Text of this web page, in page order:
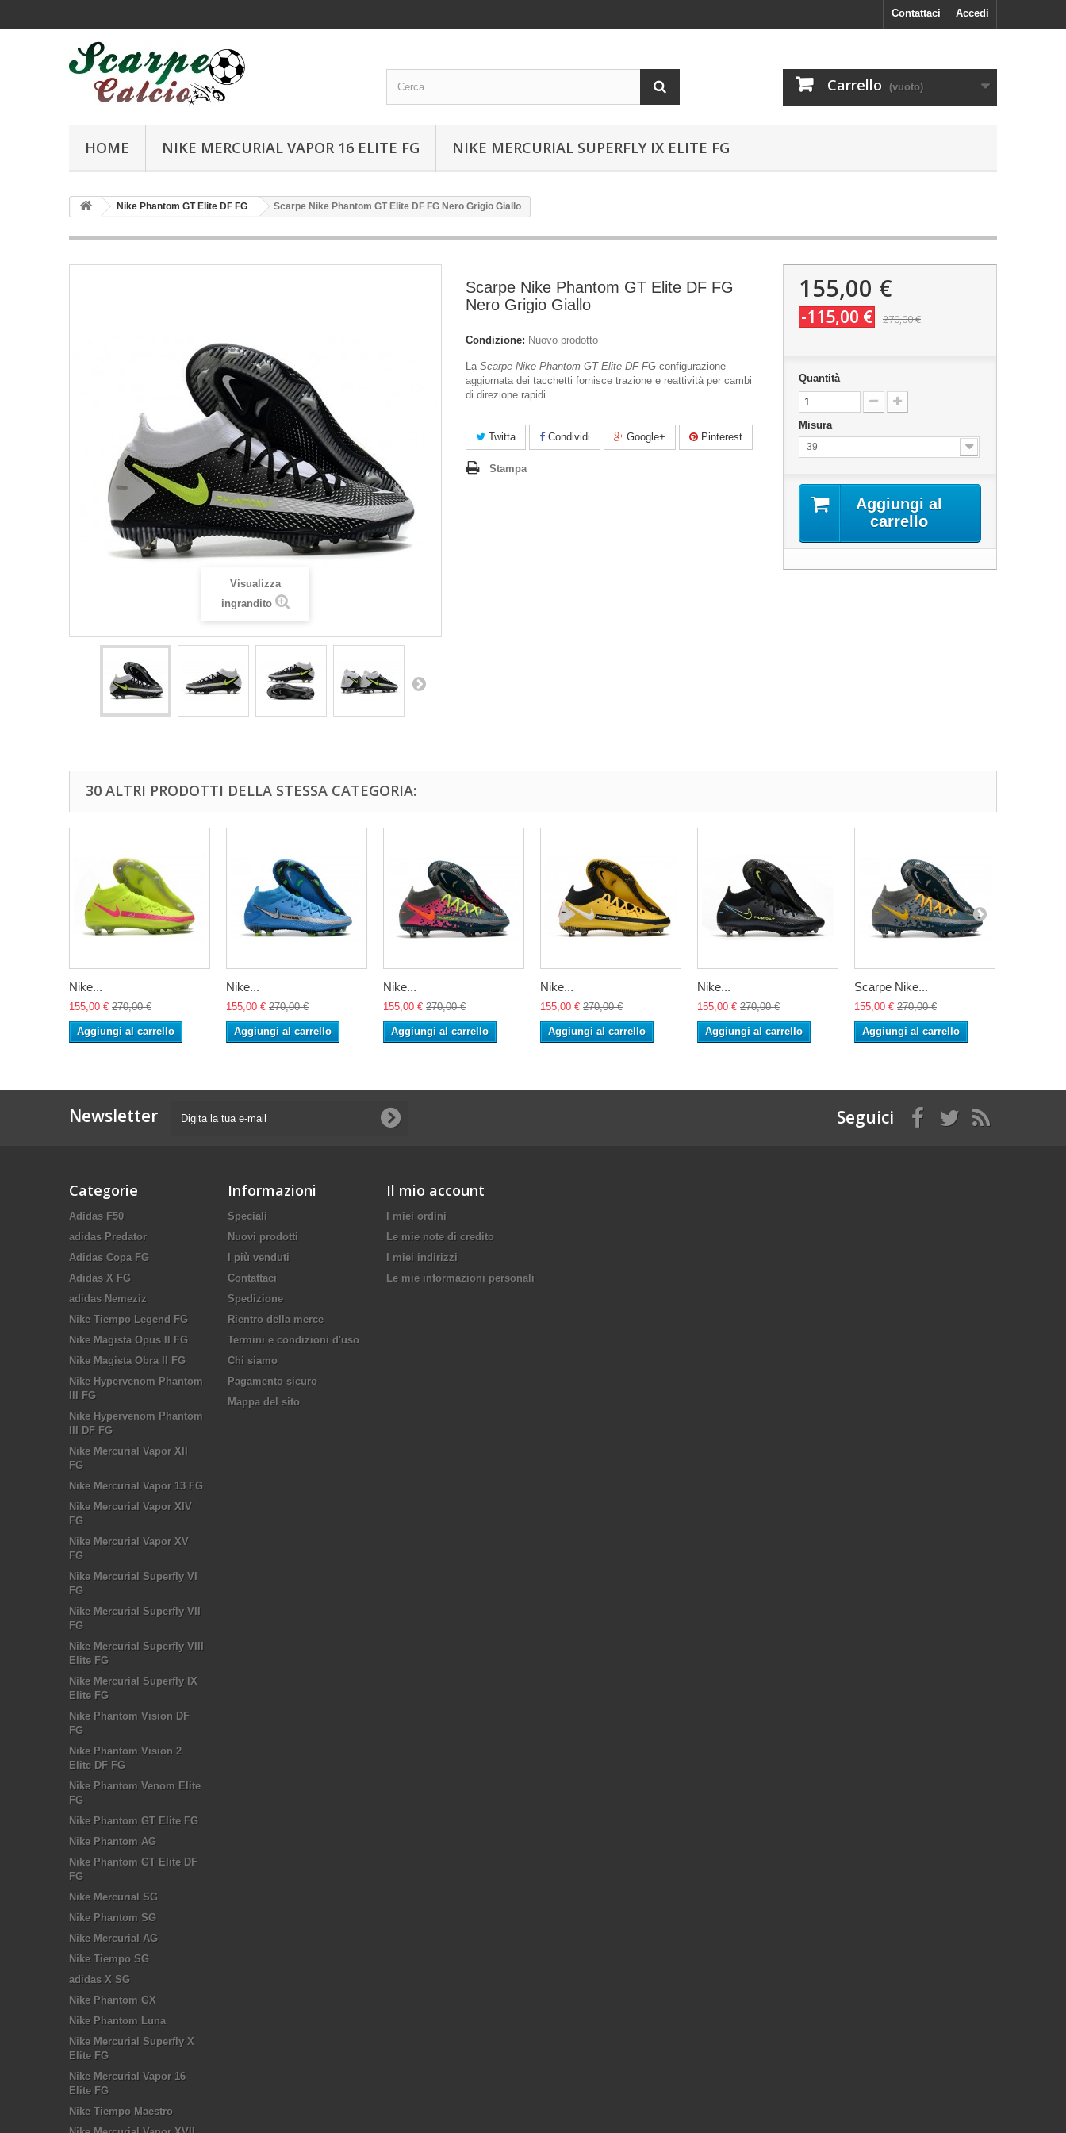
Accedi
Contattaci
Carrello (vuoto)
HOME NIKE MERCURIAL VAPOR 16 ELITE FG NIKE MERCURIAL SUPERFLY IX ELITE FG
Nike Phantom GT Elite DF FG Scarpe Nike Phantom GT Elite DF FG Nero Grigio Giallo
Visualizza
ingrandito
Scarpe Nike Phantom GT Elite DF FG
Nero Grigio Giallo
Condizione: Nuovo prodotto
La Scarpe Nike Phantom GT Elite DF FG configurazione
aggiornata dei tacchetti fornisce trazione e reattività per cambi
di direzione rapidi.
Twitta Condividi Google+ Pinterest
Stampa
155,00 €
-115,00 € 270,00 €
Quantità
Misura
39
Aggiungi al
carrello
30 ALTRI PRODOTTI DELLA STESSA CATEGORIA:
Nike...
155,00 € 270,00 €
Aggiungi al carrello
Nike...
155,00 € 270,00 €
Aggiungi al carrello
Nike...
155,00 € 270,00 €
Aggiungi al carrello
Nike...
155,00 € 270,00 €
Aggiungi al carrello
Nike...
155,00 € 270,00 €
Aggiungi al carrello
Scarpe Nike...
155,00 € 270,00 €
Aggiungi al carrello
Newsletter Seguici
Categorie
Adidas F50
adidas Predator
Adidas Copa FG
Adidas X FG
adidas Nemeziz
Nike Tiempo Legend FG
Nike Magista Opus II FG
Nike Magista Obra II FG
Nike Hypervenom Phantom
III FG
Nike Hypervenom Phantom
III DF FG
Nike Mercurial Vapor XII
FG
Nike Mercurial Vapor 13 FG
Nike Mercurial Vapor XIV
FG
Nike Mercurial Vapor XV
FG
Nike Mercurial Superfly VI
FG
Nike Mercurial Superfly VII
FG
Nike Mercurial Superfly VIII
Elite FG
Nike Mercurial Superfly IX
Elite FG
Nike Phantom Vision DF
FG
Nike Phantom Vision 2
Elite DF FG
Nike Phantom Venom Elite
FG
Nike Phantom GT Elite FG
Nike Phantom AG
Nike Phantom GT Elite DF
FG
Nike Mercurial SG
Nike Phantom SG
Nike Mercurial AG
Nike Tiempo SG
adidas X SG
Nike Phantom GX
Nike Phantom Luna
Nike Mercurial Superfly X
Elite FG
Nike Mercurial Vapor 16
Elite FG
Nike Tiempo Maestro
Informazioni
Speciali
Nuovi prodotti
I più venduti
Contattaci
Spedizione
Rientro della merce
Termini e condizioni d'uso
Chi siamo
Pagamento sicuro
Mappa del sito
Il mio account
I miei ordini
Le mie note di credito
I miei indirizzi
Le mie informazioni personali